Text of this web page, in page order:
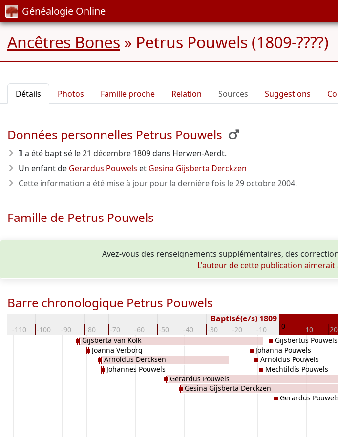
Généalogie Online
Ancêtres Bones » Petrus Pouwels (1809-????)
Détails Photos Famille proche Relation Sources Suggestions
Données personnelles Petrus Pouwels
Il a été baptisé le21 décembre 1809dans Herwen-Aerdt.
Un enfant de Gerardus Pouwels et Gesina Gijsberta Derckzen
Cette information a été mise à jour pour la dernière fois le29 octobre 2004.
Famille de Petrus Pouwels
Avez-vous des renseignements supplémentaires, des
L'auteur de cette publication aimerait
Barre chronologique Petrus Pouwels
-110 -100 -90 -80 -70 -60 -50 -40 -30 -20 -10 0 10 20
Baptisé(e/s) 1809
Gijsberta van Kolk
Joanna Verborg
Arnoldus Dercksen
Johannes Pouwels
Gerardus Pouwels
Gesina Gijsberta Derckzen
Johanna Pouwels
Arnoldus Pouwels
Mechtildis Pouwels
Gijsbertus Pouwels
Gerardus